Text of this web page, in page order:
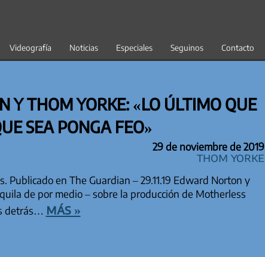
Videografía Noticias Especiales Seguinos Contacto
Y THOM YORKE: «LO ÚLTIMO QUE
SEA PONGA FEO»
29 de noviembre de 2019
Thom Yorke
Publicado en The Guardian – 29.11.19 Edward Norton y
de por medio – sobre la producción de Motherless
detrás… más »